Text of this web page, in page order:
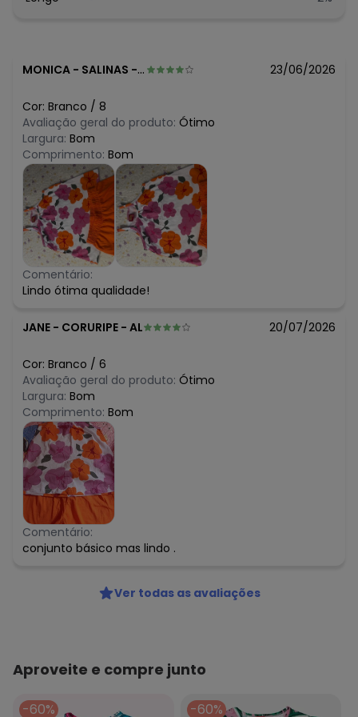
abril/2026 R$ 34,03
março/2026 N/D*
MONICA - SALINAS - MG 23/06/2026
Cor: Branco / 8
Avaliação geral do produto: Ótimo
Largura: Bom
Comprimento: Bom
Comentário:
Lindo ótima qualidade!
JANE - CORURIPE - AL 20/07/2026
Cor: Branco / 6
Avaliação geral do produto: Ótimo
Largura: Bom
Comprimento: Bom
Comentário:
conjunto básico mas lindo .
Ver todas as avaliações
Aproveite e compre junto
-60% -60%